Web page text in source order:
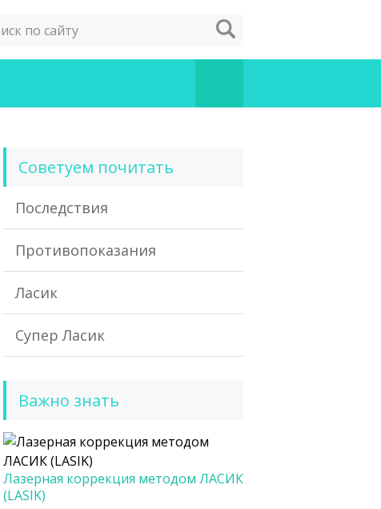
Советуем почитать
Последствия
Противопоказания
Ласик
Супер Ласик
Важно знать
Лазерная коррекция методом ЛАСИК
(LASIK)